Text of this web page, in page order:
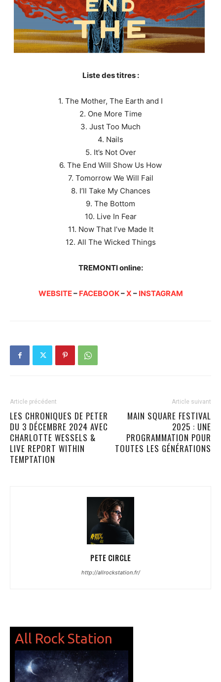
Liste des titres :
1. The Mother, The Earth and I
2. One More Time
3. Just Too Much
4. Nails
5. It’s Not Over
6. The End Will Show Us How
7. Tomorrow We Will Fail
8. I’ll Take My Chances
9. The Bottom
10. Live In Fear
11. Now That I’ve Made It
12. All The Wicked Things
TREMONTI online:
WEBSITE– FACEBOOK–X – INSTAGRAM
Article précédent
LES CHRONIQUES DE PETER
DU 3 DÉCEMBRE 2024 AVEC
CHARLOTTE WESSELS &
LIVE REPORT WITHIN
TEMPTATION
Article suivant
MAIN SQUARE FESTIVAL
2025 : UNE
PROGRAMMATION POUR
TOUTES LES GÉNÉRATIONS
PETE CIRCLE
http://allrockstation.fr/